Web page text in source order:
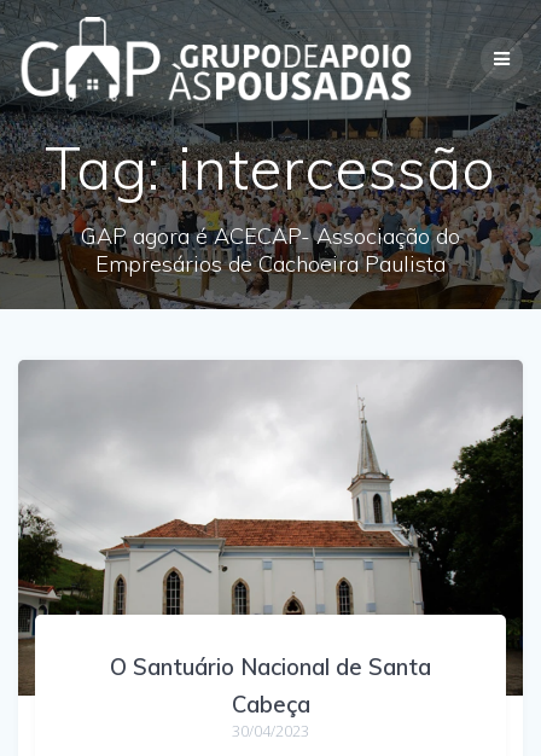
Skip
content
Tag:intercessão
GAP agora é ACECAP- Associação do
Empresários de Cachoeira Paulista
O Santuário Nacional de Santa
Cabeça
30/04/2023